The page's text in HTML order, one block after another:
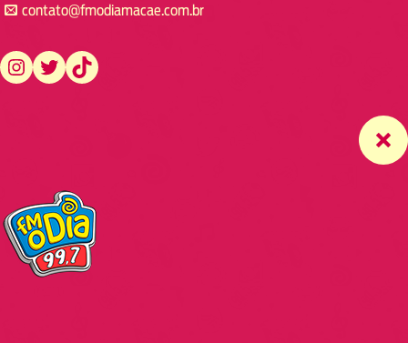
contato@fmodiamacae.com.br
https://www.instagram.com/fmodia.macae/ https://twitter.com/fmodia.macae/ https://www.tiktok.com/@fmodia.macae